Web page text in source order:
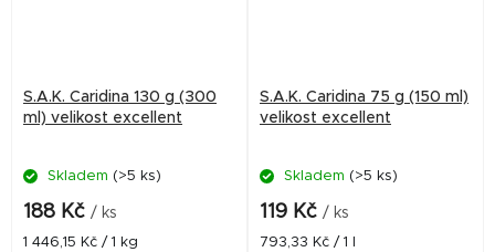
S.A.K. Caridina 130 g (300
ml) velikost excellent
Skladem (>5 ks)
188 Kč / ks
Měrná
1 446,15 Kč / 1 kg
S.A.K. Caridina 75 g (150 ml)
velikost excellent
Skladem (>5 ks)
119 Kč / ks
Měrná
793,33 Kč / 1 l